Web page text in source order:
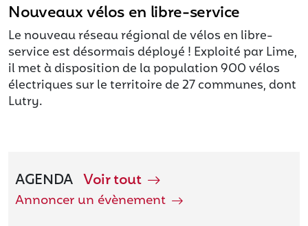
Nouveaux vélos en libre-service
Le nouveau réseau régional de vélos en libre-
service est désormais déployé ! Exploité par Lime,
il met à disposition de la population 900 vélos
électriques sur le territoire de 27 communes, dont
Lutry.
AGENDA Voir tout
Annoncer un évènement